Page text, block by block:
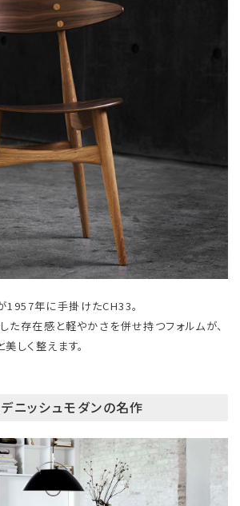
1957年に手掛けたCH33。
た存在感と軽やかさを併せ持つフォルムが、
しく整えます。
ニッシュモダンの名作